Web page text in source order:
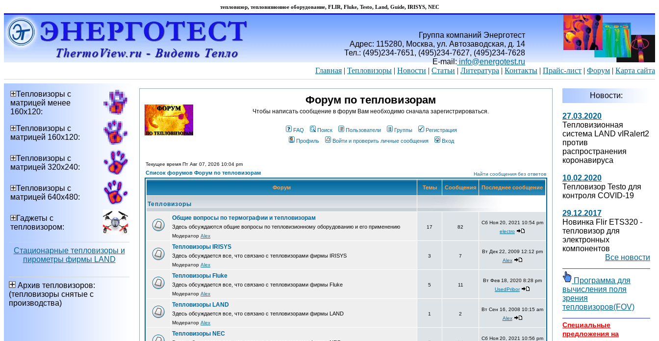
тепловизор, тепловизионное оборудование, FLIR, Fluke, Testo, Land, Guide, IRISYS, NEC
Группа компаний Энерготест
Адрес: 115280, Москва, ул. Автозаводская, д. 14
Тел.: (495)234-7651, (495)234-7627, (495)234-7628
E-mail:info@energotest.ru
Главная | Тепловизоры | Новости | Статьи | Литература | Контакты | Прайс-лист | Форум | Карта сайта
Тепловизоры с
матрицей менее
160х120:
Тепловизоры с
матрицей 160х120:
Тепловизоры с
матрицей 320х240:
Тепловизоры с
матрицей 640х480:
Гаджеты с
тепловизором:
Стационарные тепловизоры и
пирометры фирмы LAND
Архив тепловизоров:
(тепловизоры снятые с
производства)
Форум по тепловизорам
Чтобы написать сообщение в форум Вам необходимо сначала зарегистрироваться.
FAQ Поиск Пользователи Группы
Регистрация
Профиль
Войти и проверить личные сообщения Вход
Текущее время Пт Авг 07, 2026 10:04 pm
Список форумов Форум по тепловизорам Найти сообщения без ответов
Форум Темы Сообщения Последнее сообщение
Тепловизоры
Общие вопросы по термографии и тепловизорам
Здесь обсуждаются общие вопросы по тепловизионному оборудованию и его применению
Модератор Alex
17 82
Сб Ноя 20, 2021 10:54 pm
electro
Тепловизоры IRISYS
Здесь обсуждается все, что связано с тепловизорами фирмы IRISYS
Модератор Alex
3 7
Вт Дек 22, 2009 12:12 pm
Alex
Тепловизоры Fluke
Здесь обсуждается все, что связано с тепловизорами фирмы Fluke
Модератор Alex
5 11
Вт Фев 18, 2020 8:28 pm
UsedPribor
Тепловизоры LAND
Здесь обсуждается все, что связано с тепловизорами фирмы LAND
Модератор Alex
1 2
Вт Сен 16, 2008 10:15 am
Alex
Тепловизоры NEC
Сб Ноя 20, 2021 10:56 pm
Новости:
27.03.2020
Тепловизионная
система LAND vIRalert2
против
распространения
коронавируса
10.02.2020
Тепловизор Testo для
контроля COVID-19
29.12.2017
Новинка Flir ETS320 -
тепловизор для
электронных
компонентов
Все новости
Программа для
вычисления поля
зрения
тепловизоров(FOV)
Специальные
предложения на